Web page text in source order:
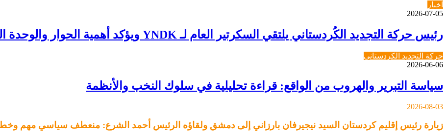
اخبار
2026-07-05
رئيس حركة التجديد الكُردستاني يلتقي السكرتير العام لـ YNDK ويؤكد أهمية الحوار والوحدة الكُردستانية
حركة التجديد الكردستاني
2026-06-06
سياسة التبرير والهروب من الواقع: قراءة تحليلية في سلوك النخب والأنظمة
2026-08-03
زيارة رئيس إقليم كردستان السيد نيجيرفان بارزاني إلى دمشق ولقاؤه الرئيس أحمد الشرع: منعطف سياسي مهم